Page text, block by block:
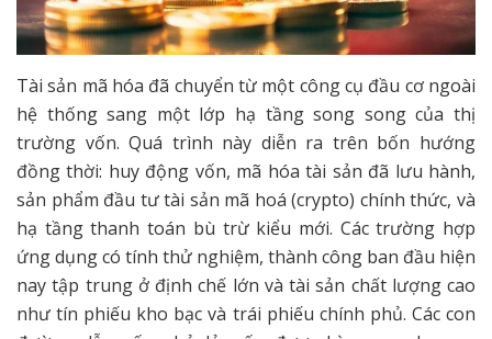
Tài sản mã hóa đã chuyển từ một công cụ đầu cơ ngoài
hệ thống sang một lớp hạ tầng song song của thị
trường vốn. Quá trình này diễn ra trên bốn hướng
đồng thời: huy động vốn, mã hóa tài sản đã lưu hành,
sản phẩm đầu tư tài sản mã hoá (crypto) chính thức, và
hạ tầng thanh toán bù trừ kiểu mới. Các trường hợp
ứng dụng có tính thử nghiệm, thành công ban đầu hiện
nay tập trung ở định chế lớn và tài sản chất lượng cao
như tín phiếu kho bạc và trái phiếu chính phủ. Các con